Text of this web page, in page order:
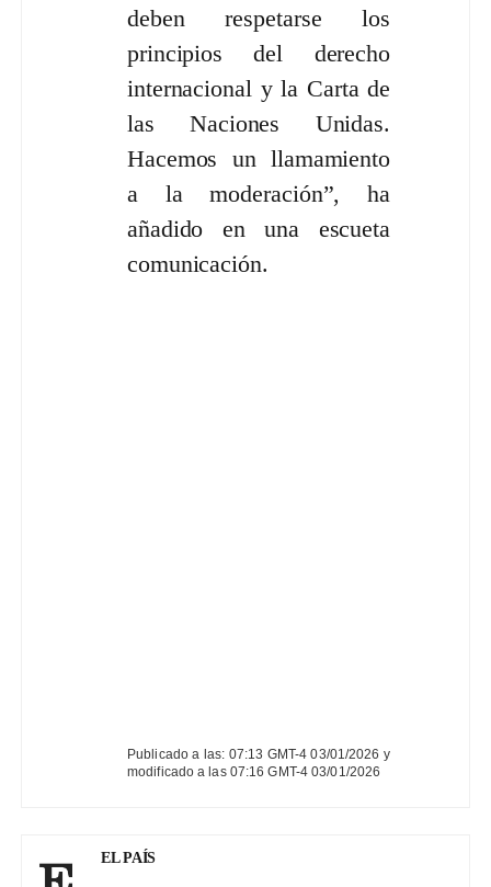
deben respetarse los
principios del derecho
internacional y la Carta de
las Naciones Unidas.
Hacemos un llamamiento
a la moderación”, ha
añadido en una escueta
comunicación.
Publicado a las: 07:13 GMT-4 03/01/2026 y
modificado a las 07:16 GMT-4 03/01/2026
EL PAÍS